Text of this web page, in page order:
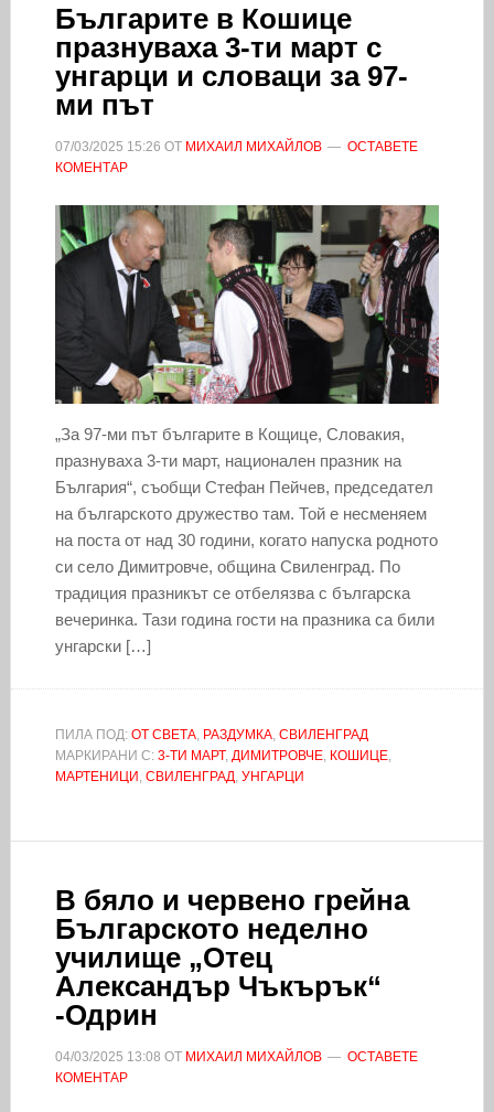
Българите в Кошице
празнуваха 3-ти март с
унгарци и словаци за 97-
ми път
07/03/2025 15:26 ОТ МИХАИЛ МИХАЙЛОВ
ОСТАВЕТЕ
КОМЕНТАР
„За 97-ми път българите в Кощице, Словакия,
празнуваха 3-ти март, национален празник на
България“, съобщи Стефан Пейчев, председател
на българското дружество там. Той е несменяем
на поста от над 30 години, когато напуска родното
си село Димитровче, община Свиленград. По
традиция празникът се отбелязва с българска
вечеринка. Тази година гости на празника са били
унгарски […]
ПИЛА ПОД: ОТ СВЕТА, РАЗДУМКА, СВИЛЕНГРАД
МАРКИРАНИ С: 3-ТИ МАРТ, ДИМИТРОВЧЕ, КОШИЦЕ,
МАРТЕНИЦИ , СВИЛЕНГРАД, УНГАРЦИ
В бяло и червено грейна
Българското неделно
училище „Отец
Александър Чъкърък“
-Одрин
04/03/2025 13:08 ОТ МИХАИЛ МИХАЙЛОВ
ОСТАВЕТЕ
КОМЕНТАР